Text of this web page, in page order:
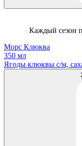
Каждый сезон
Морс Клюква
350 мл
Ягоды клюквы с/м,